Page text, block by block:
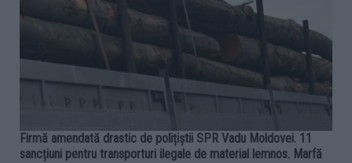
Firmă amendată drastic de polițiștii SPR Vadu Moldovei. 11
sancțiuni pentru transporturi ilegale de material lemnos. Marfă